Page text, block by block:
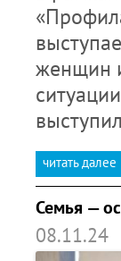
женщин
читать далее
Семья —
08.11.24